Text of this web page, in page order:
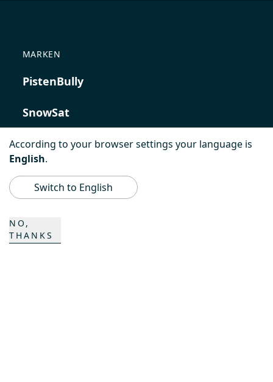
MARKEN
PistenBully
SnowSat
PowerBully
BeachTech
K COMPOSITES
According to your browser settings your language is
English.
NO,
THANKS
Switch to English